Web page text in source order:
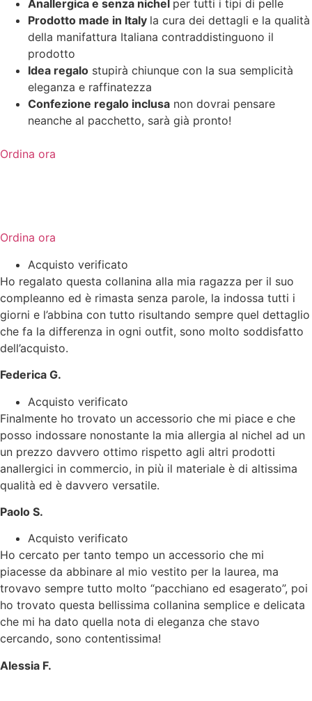
Anallergica e senza nichel per tutti i tipi di pelle
Prodotto made in Italy la cura dei dettagli e la qualità
della manifattura Italiana contraddistinguono il
prodotto
Idea regalo stupirà chiunque con la sua semplicità
eleganza e raffinatezza
Confezione regalo inclusa non dovrai pensare
neanche al pacchetto, sarà già pronto!
Ordina ora
Ordina ora
Acquisto verificato
Ho regalato questa collanina alla mia ragazza per il suo
compleanno ed è rimasta senza parole, la indossa tutti i
giorni e l’abbina con tutto risultando sempre quel dettaglio
che fa la differenza in ogni outfit, sono molto soddisfatto
dell’acquisto.
Federica G.
Acquisto verificato
Finalmente ho trovato un accessorio che mi piace e che
posso indossare nonostante la mia allergia al nichel ad un
un prezzo davvero ottimo rispetto agli altri prodotti
anallergici in commercio, in più il materiale è di altissima
qualità ed è davvero versatile.
Paolo S.
Acquisto verificato
Ho cercato per tanto tempo un accessorio che mi
piacesse da abbinare al mio vestito per la laurea, ma
trovavo sempre tutto molto “pacchiano ed esagerato”, poi
ho trovato questa bellissima collanina semplice e delicata
che mi ha dato quella nota di eleganza che stavo
cercando, sono contentissima!
Alessia F.